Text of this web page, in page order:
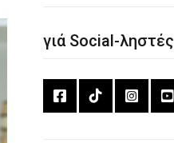
γιά Social-ληστές